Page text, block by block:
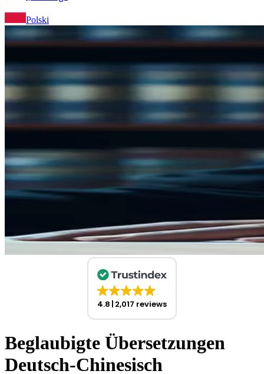
Polski
4.8 2,017 reviews
Beglaubigte Übersetzungen
Deutsch-Chinesisch